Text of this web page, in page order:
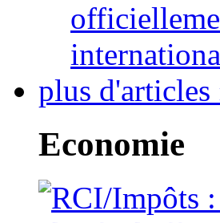
plus d'articles
Economie